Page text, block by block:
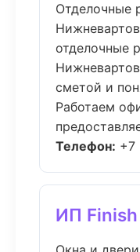
Отделочные
отделочные
сметой и
Работаем
Телефон: +7
ИП